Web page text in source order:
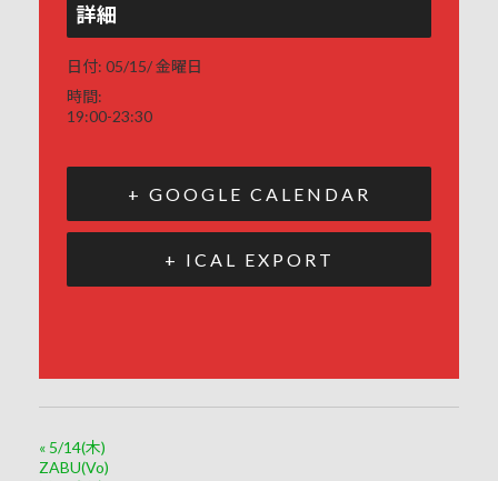
詳細
日付: 05/15/ 金曜日
時間:
19:00-23:30
+ GOOGLE CALENDAR
+ ICAL EXPORT
« 5/14(木)
ZABU(Vo)